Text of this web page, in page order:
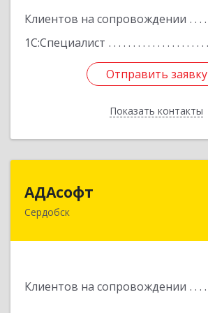
Клиентов на сопровождении
1С:Специалист
Отправить заявку
Показать контакты
Отправить заявку
Назад
АДАсофт
Сердобск
Клиентов на сопровождении